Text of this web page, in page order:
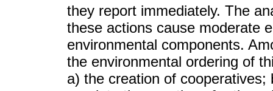
they report immediately. The
these actions cause moderate
environmental components.
the environmental ordering of
a) the creation of